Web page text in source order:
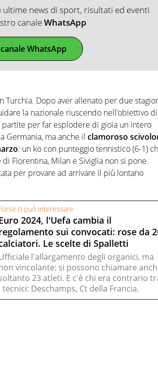
news di sport, risultati ed eventi
canaleWhatsApp
WhatsApp
Turchia. Dopo aver allenato per due
la nazionale riuscendo nell’obiettivo di
per far esplodere di gioia un intero
Germania, ma anche il clamoroso
: un ko con punteggio tennistico (6-1)
Fiorentina, Milan e Siviglia non si pone
per provare ad arrivare il più lontano
ti può interessare
2024, l'Uefa cambia il
sui convocati: rose da
Le scelte di Spalletti
l'allargamento degli organici, ma
vincolante: si possono chiamare
23 atleti. E c'è chi era contrario
tecnici: Deschamps, Ct della Francia.